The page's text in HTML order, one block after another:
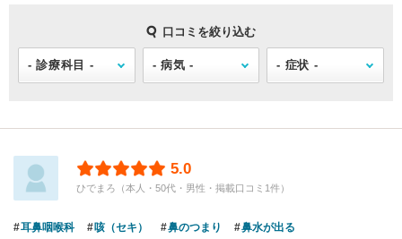
口コミを絞り込む
5.0
ひでまろ（本人・50代・男性・掲載口コミ1件）
耳鼻咽喉科 咳（セキ） 鼻のつまり
鼻水が出る